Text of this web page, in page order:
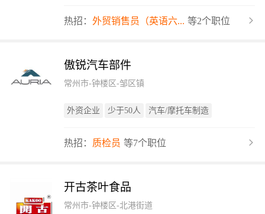
热招： 外贸销售员（英语六... 等2个职位
傲锐汽车部件
常州市-钟楼区-邹区镇
外资企业 少于50人 汽车/摩托车制造
热招： 质检员 等7个职位
开古茶叶食品
常州市-钟楼区-北港街道